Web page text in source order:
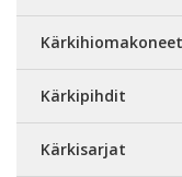
Kärkihiomakoneet
Kärkipihdit
Kärkisarjat